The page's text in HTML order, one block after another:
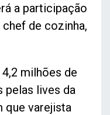
a participação
de cozinha,
milhões de
pelas lives da
que varejista